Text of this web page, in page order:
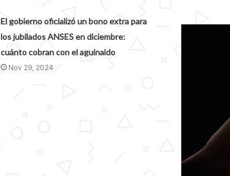
El gobierno oficializó un bono extra para
los jubilados ANSES en diciembre:
cuánto cobran con el aguinaldo
Nov 29, 2024